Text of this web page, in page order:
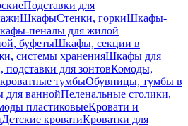
Подставки для
ШкафыСтенки, горкиШкафы-
пеналы для жилой
буфетыШкафы, секции в
системы храненияШкафы для
для зонтовКомоды,
тумбыОбувницы, тумбы в
ваннойПеленальные столики,
пластиковыеКровати и
Детские кроватиКроватки для